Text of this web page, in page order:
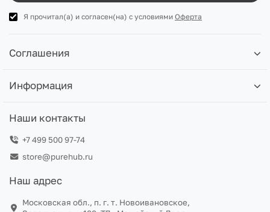
Я прочитал(а) и согласен(на) с условиями Оферта
Соглашения
Информация
Наши контакты
+7 499 500 97-74
store@purehub.ru
Наш адрес
Московская обл., п. г. т. Новоивановское,